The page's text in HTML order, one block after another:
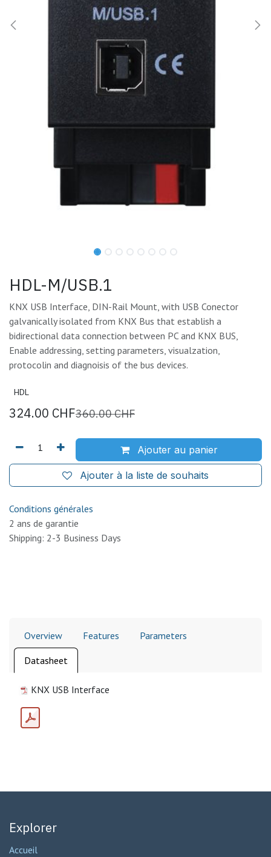
HDL-M/USB.1
KNX USB Interface, DIN-Rail Mount, with USB Conector
galvanically isolated from KNX Bus that establish a
bidirectional data connection between PC and KNX BUS,
Enable addressing, setting parameters, visualzation,
protocolin and diagnoisis of the bus devices.
HDL
324.00 CHF360.00CHF
Ajouter au panier
Ajouter à la liste de souhaits
Conditions générales
2 ans de garantie
Shipping: 2-3 Business Days
Overview Features Parameters
Datasheet
KNX USB Interface
Explorer
Accueil